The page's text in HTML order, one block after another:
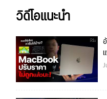
วิดีโอแนะนำ